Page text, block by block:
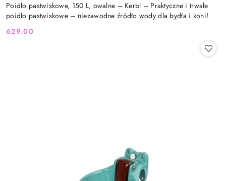
Poidło pastwiskowe, 150 L, owalne – Kerbl – Praktyczne i trwałe
poidło pastwiskowe – niezawodne źródło wody dla bydła i koni!
Cena:
629.00